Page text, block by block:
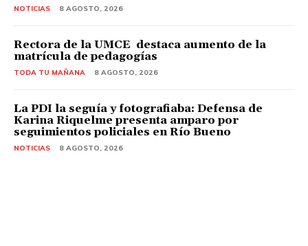
NOTICIAS 8 AGOSTO, 2026
Rectora de la UMCE destaca aumento de la
matrícula de pedagogías
TODA TU MAÑANA 8 AGOSTO, 2026
La PDI la seguía y fotografiaba: Defensa de
Karina Riquelme presenta amparo por
seguimientos policiales en Río Bueno
NOTICIAS 8 AGOSTO, 2026